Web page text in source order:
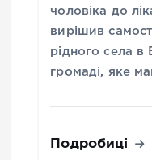
чоловіка до
вирішив
рідного села в
громаді, яке
Подробиці